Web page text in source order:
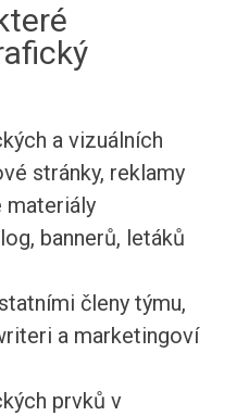
a vizuálních
stránky, reklamy
materiály
bannerů, letáků
členy týmu,
a marketingoví
prvků v